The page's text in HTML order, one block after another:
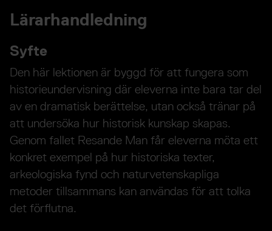
Lärarhandledning
Syfte
Den här lektionen är byggd för att fungera som
historieundervisning där eleverna inte bara tar del
av en dramatisk berättelse, utan också tränar på
att undersöka hur historisk kunskap skapas.
Genom fallet Resande Man får eleverna möta ett
konkret exempel på hur historiska texter,
arkeologiska fynd och naturvetenskapliga
metoder tillsammans kan användas för att tolka
det förflutna.